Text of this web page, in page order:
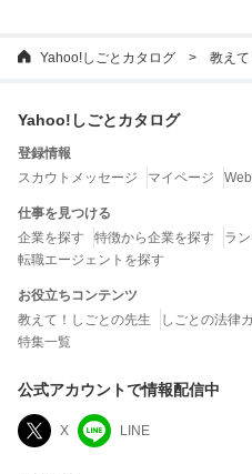
Yahoo!しごとカタログ 教え
Yahoo!しごとカタログ
登録情報
スカウトメッセージ
マイページ
仕事を見つける
企業を探す
特徴から企業を探す
ラ
転職エージェントを探す
お役立ちコンテンツ
教えて！しごとの先生
しごとの法律
特集一覧
公式アカウントで情報配信中
X LINE